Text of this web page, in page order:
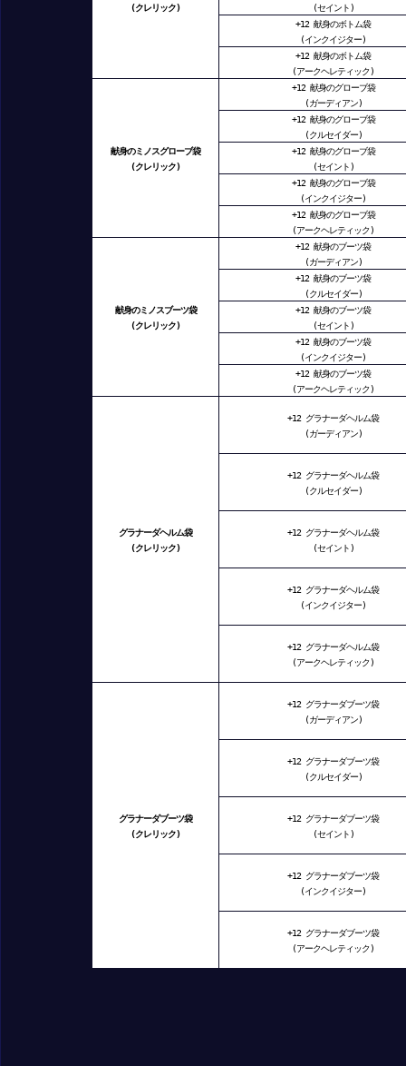
(クレリック)
(セイント)
+12 献身のボトム袋
(インクイジター)
+12 献身のボトム袋
(アークヘレティック)
献身のミノスグローブ袋
(クレリック)
+12 献身のグローブ袋
(ガーディアン)
+12 献身のグローブ袋
(クルセイダー)
+12 献身のグローブ袋
(セイント)
+12 献身のグローブ袋
(インクイジター)
+12 献身のグローブ袋
(アークヘレティック)
献身のミノスブーツ袋
(クレリック)
+12 献身のブーツ袋
(ガーディアン)
+12 献身のブーツ袋
(クルセイダー)
+12 献身のブーツ袋
(セイント)
+12 献身のブーツ袋
(インクイジター)
+12 献身のブーツ袋
(アークヘレティック)
グラナーダヘルム袋
(クレリック)
+12 グラナーダヘルム袋
(ガーディアン)
+12 グラナーダヘルム袋
(クルセイダー)
+12 グラナーダヘルム袋
(セイント)
+12 グラナーダヘルム袋
(インクイジター)
+12 グラナーダヘルム袋
(アークヘレティック)
グラナーダブーツ袋
(クレリック)
+12 グラナーダブーツ袋
(ガーディアン)
+12 グラナーダブーツ袋
(クルセイダー)
+12 グラナーダブーツ袋
(セイント)
+12 グラナーダブーツ袋
(インクイジター)
+12 グラナーダブーツ袋
(アークヘレティック)